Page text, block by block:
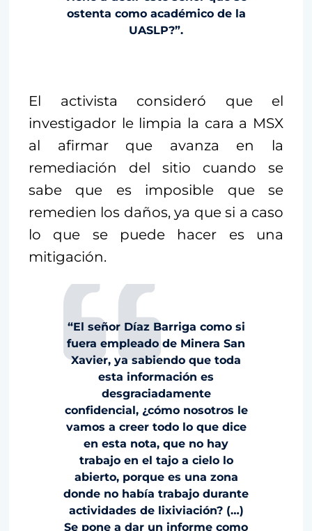
ostenta como académico de la
UASLP?”.
El activista consideró que el
investigador le limpia la cara a MSX
al afirmar que avanza en la
remediación del sitio cuando se
sabe que es imposible que se
remedien los daños, ya que si a caso
lo que se puede hacer es una
mitigación.
“El señor Díaz Barriga como si
fuera empleado de Minera San
Xavier, ya sabiendo que toda
esta información es
desgraciadamente
confidencial, ¿cómo nosotros le
vamos a creer todo lo que dice
en esta nota, que no hay
trabajo en el tajo a cielo lo
abierto, porque es una zona
donde no había trabajo durante
actividades de lixiviación? (…)
Se pone a dar un informe como